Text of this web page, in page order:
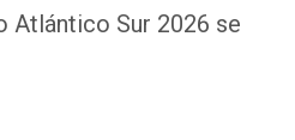
Atlántico Sur 2026 se